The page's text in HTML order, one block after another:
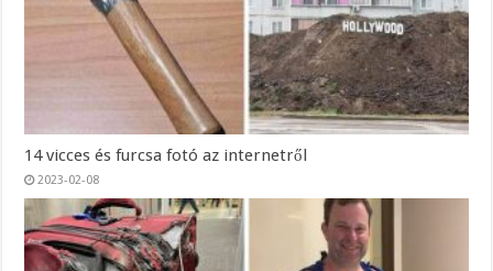
14 vicces és furcsa fotó az internetről
2023-02-08